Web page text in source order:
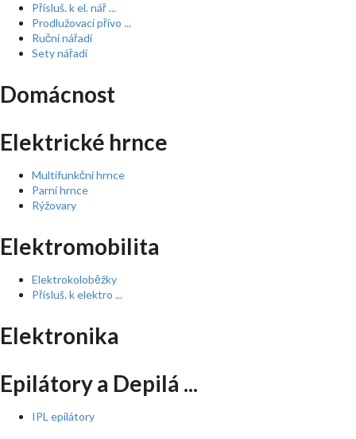
Přísluš. k el. nář ...
Prodlužovací přívo ...
Ruční nářadí
Sety nářadí
Domácnost
Elektrické hrnce
Multifunkční hrnce
Parní hrnce
Rýžovary
Elektromobilita
Elektrokoloběžky
Přísluš. k elektro ...
Elektronika
Epilátory a Depilá ...
IPL epilátory